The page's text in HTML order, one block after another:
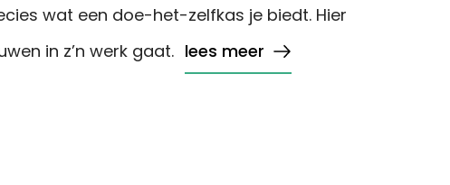
wat een doe-het-zelfkas je biedt. Hier
in z’n werk gaat. lees meer